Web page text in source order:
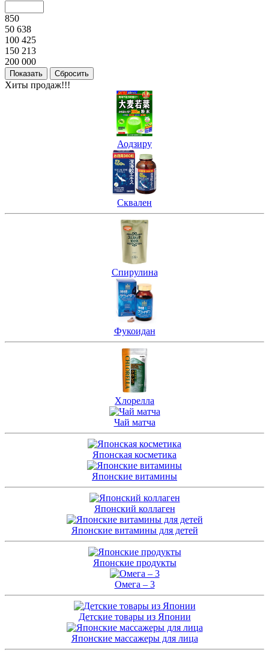
850
50 638
100 425
150 213
200 000
Хиты продаж!!!
Аодзиру
Сквален
Спирулина
Фукоидан
Хлорелла
Чай матча
Японская косметика
Японские витамины
Японский коллаген
Японские витамины для детей
Японские продукты
Омега – 3
Детские товары из Японии
Японские массажеры для лица